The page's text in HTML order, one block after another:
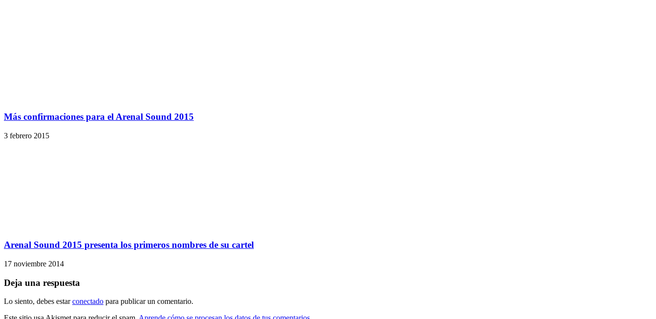
Más confirmaciones para el Arenal Sound 2015
3 febrero 2015
Arenal Sound 2015 presenta los primeros nombres de su cartel
17 noviembre 2014
Deja una respuesta
Lo siento, debes estarconectado para publicar un comentario.